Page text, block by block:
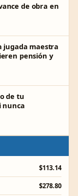
de obra en
jugada maestra
pensión y
de tu
nunca
$113.14
$278.80